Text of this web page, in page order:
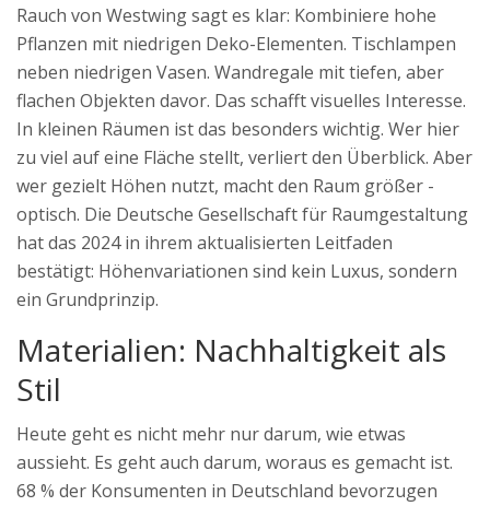
Rauch von Westwing sagt es klar: Kombiniere hohe
Pflanzen mit niedrigen Deko-Elementen. Tischlampen
neben niedrigen Vasen. Wandregale mit tiefen, aber
flachen Objekten davor. Das schafft visuelles Interesse.
In kleinen Räumen ist das besonders wichtig. Wer hier
zu viel auf eine Fläche stellt, verliert den Überblick. Aber
wer gezielt Höhen nutzt, macht den Raum größer -
optisch. Die Deutsche Gesellschaft für Raumgestaltung
hat das 2024 in ihrem aktualisierten Leitfaden
bestätigt: Höhenvariationen sind kein Luxus, sondern
ein Grundprinzip.
Materialien: Nachhaltigkeit als
Stil
Heute geht es nicht mehr nur darum, wie etwas
aussieht. Es geht auch darum, woraus es gemacht ist.
68 % der Konsumenten in Deutschland bevorzugen